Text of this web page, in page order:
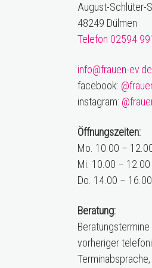
August-Schlüter-
48249 Dülmen
Telefon 02594
info@frauen-ev.de
facebook:
instagram:
Öffnungszeiten:
Mo. 10.00 –
Mi. 10.00 – 12.00
Do. 14.00 –
Beratung:
vorheriger